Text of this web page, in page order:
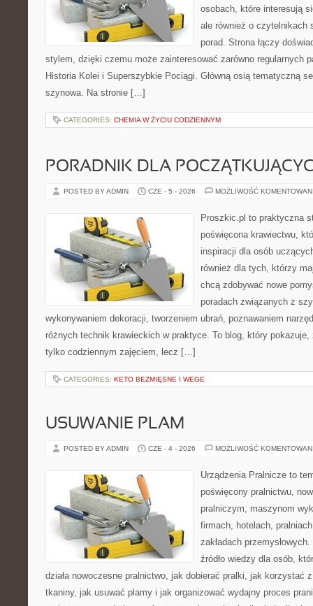
osobach, które interesują
ale również o czytelnikach
porad. Strona łączy
stylem, dzięki czemu może zainteresować zarówno regularnych
Historia Kolei i Superszybkie Pociągi. Główną osią tematyczną
szynowa. Na stronie […]
CATEGORIES: CHEMIA W ŻYCIU CODZIENNYM
PORADNIK DLA
POSTED BY ADMIN CZE - 5 - 2026 MOŻLIWOŚĆ
Proszkic.pl to praktyczna
poświęcona krawiectwu,
inspiracji dla osób
również dla tych, którzy
chcą zdobywać nowe
poradach związanych z
wykonywaniem dekoracji, tworzeniem ubrań, poznawaniem
różnych technik krawieckich w praktyce. To blog, który
tylko codziennym zajęciem, lecz […]
CATEGORIES: KETO BEZMIĘSNE I WEGE
USUWANIE PLAM
POSTED BY ADMIN CZE - 4 - 2026 MOŻLIWOŚĆ
Urządzenia Pralnicze to
poświęcony pralnictwu,
pralniczym, maszynom
firmach, hotelach,
zakładach
źródło wiedzy dla osób,
działa nowoczesne pralnictwo, jak dobierać pralki, jak korzystać
tkaniny, jak usuwać plamy i jak organizować wydajny proces